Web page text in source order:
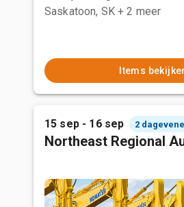
Saskatoon, SK + 2 meer
Items
15 sep - 16 sep 2
Northeast Regional